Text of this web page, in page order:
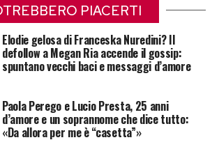
PIACERTI
Elodie gelosa di Franceska Nuredini? Il
defollow a Megan Ria accende il gossip:
spuntano vecchi baci e messaggi d’amore
Paola Perego e Lucio Presta, 25 anni
d’amore e un soprannome che dice tutto:
«Da allora per me è “casetta”»